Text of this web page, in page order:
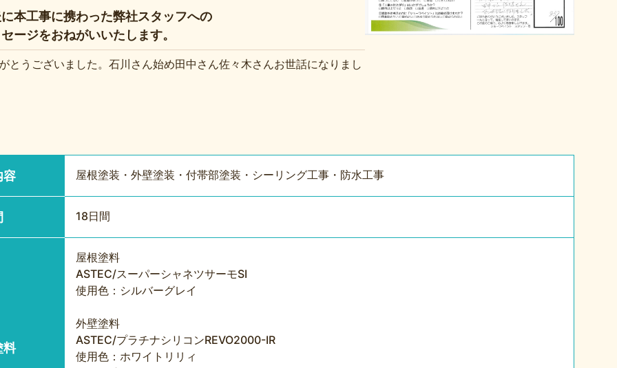
本工事に携わった弊社スタッフへの
ージをおねがいいたします。
とうございました。石川さん始め田中さん佐々木さんお世話になりまし
容 屋根塗装・外壁塗装・付帯部塗装・シーリング工事・防水工事
18日間
料
屋根塗料
ASTEC/スーパーシャネツサーモSI
使用色：シルバーグレイ
外壁塗料
ASTEC/プラチナシリコンREVO2000-IR
使用色：ホワイトリリィ